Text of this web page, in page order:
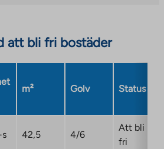
opens
in
a
tab
att bli fri bostäder
m² Golv Status
42,5 4/6
Att bli
fri